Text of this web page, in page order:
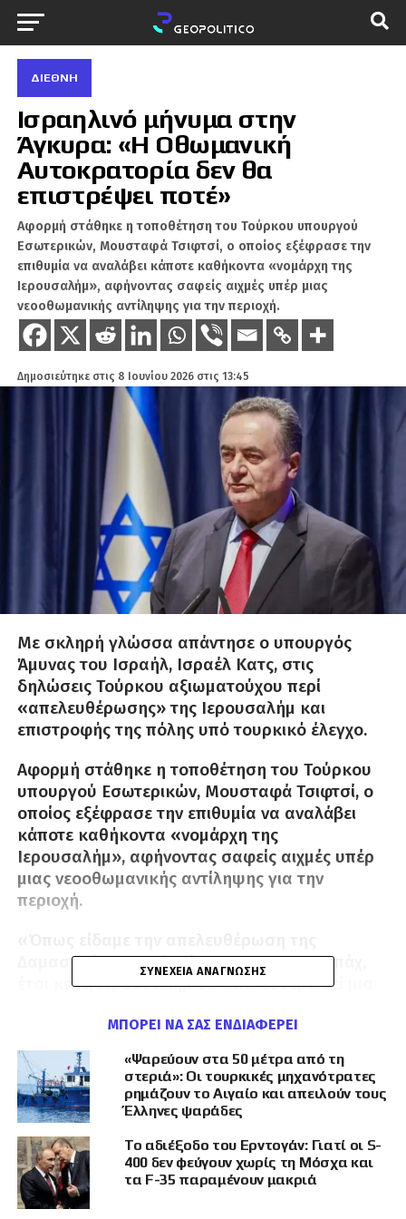
ΔΙΕΘΝΉ
Ισραηλινό μήνυμα στην
Άγκυρα: «Η Οθωμανική
Αυτοκρατορία δεν θα
επιστρέψει ποτέ»
Αφορμή στάθηκε η τοποθέτηση του Τούρκου υπουργού
Εσωτερικών, Μουσταφά Τσιφτσί, ο οποίος εξέφρασε την
επιθυμία να αναλάβει κάποτε καθήκοντα «νομάρχη της
Ιερουσαλήμ», αφήνοντας σαφείς αιχμές υπέρ μιας
νεοοθωμανικής αντίληψης για την περιοχή.
Δημοσιεύτηκε στις 8 Ιουνίου 2026 στις 13:45
Με σκληρή γλώσσα απάντησε ο υπουργός
Άμυνας του Ισραήλ, Ισραέλ Κατς, στις
δηλώσεις Τούρκου αξιωματούχου περί
«απελευθέρωσης» της Ιερουσαλήμ και
επιστροφής της πόλης υπό τουρκικό έλεγχο.
Αφορμή στάθηκε η τοποθέτηση του Τούρκου
υπουργού Εσωτερικών, Μουσταφά Τσιφτσί, ο
οποίος εξέφρασε την επιθυμία να αναλάβει
κάποτε καθήκοντα «νομάρχη της
Ιερουσαλήμ», αφήνοντας σαφείς αιχμές υπέρ
μιας νεοοθωμανικής αντίληψης για την
περιοχή.
Δαμασκού, του Χαλεπίου και του Καραμπάχ,
έτσι και η Ιερουσαλήμ θα απελευθερωθεί μια
χαρακτηριστικά ο Τούρκος υπουργός.
Η απάντηση του Ισραέλ Κατς ήταν άμεση και
ιδιαίτερα αιχμηρή. Ο Ισραηλινός υπουργός
Άμυνας ξεκαθάρισε ότι «η Ιερουσαλήμ δεν
είναι Κωνσταντινούπολη» και ότι το Ισραήλ
«δεν είναι μια παρακμάζουσα Σταυροφορική
Αυτοκρατορία», αλλά ένα ισχυρό κράτος που
έχει αποδείξει ότι μπορεί να υπερασπιστεί τον
ΣΥΝΈΧΕΙΑ ΑΝΆΓΝΩΣΗΣ
ΜΠΟΡΕΊ ΝΑ ΣΑΣ ΕΝΔΙΑΦΈΡΕΙ
«Ψαρεύουν στα 50 μέτρα από τη
στεριά»: Οι τουρκικές μηχανότρατες
ρημάζουν το Αιγαίο και απειλούν τους
Έλληνες ψαράδες
Το αδιέξοδο του Ερντογάν: Γιατί οι S-
400 δεν φεύγουν χωρίς τη Μόσχα και
τα F-35 παραμένουν μακριά